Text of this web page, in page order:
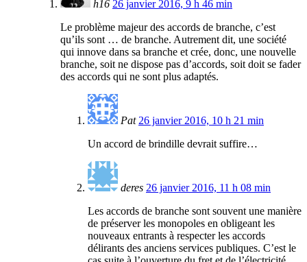
h16 26 janvier 2016, 9 h 46 min
Le problème majeur des accords de branche, c’est
qu’ils sont … de branche. Autrement dit, une société
qui innove dans sa branche et crée, donc, une nouvelle
branche, soit ne dispose pas d’accords, soit doit se fader
des accords qui ne sont plus adaptés.
Pat 26 janvier 2016, 10 h 21 min
Un accord de brindille devrait suffire…
deres 26 janvier 2016, 11 h 08 min
Les accords de branche sont souvent une manière
de préserver les monopoles en obligeant les
nouveaux entrants à respecter les accords
délirants des anciens services publiques. C’est le